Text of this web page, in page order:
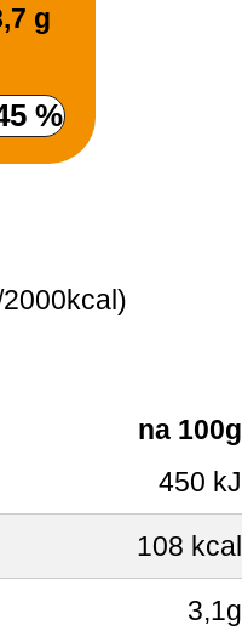
g
%
na 100g
450 kJ
108 kcal
3,1g